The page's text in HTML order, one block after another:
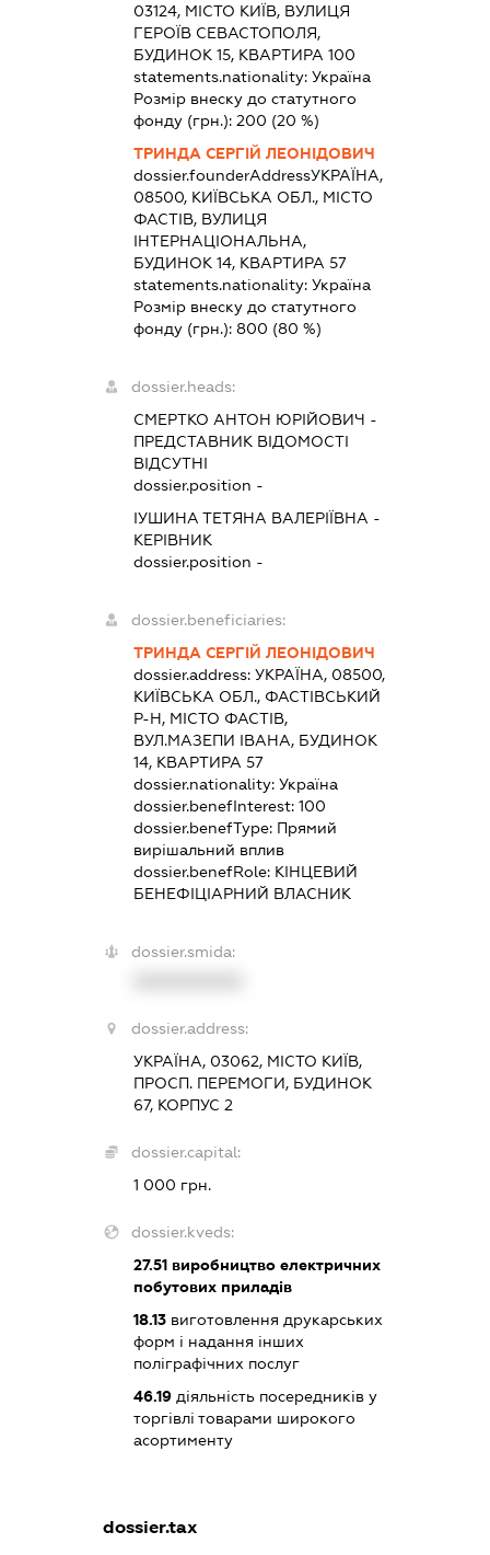
03124, МІСТО КИЇВ, ВУЛИЦЯ
ГЕРОЇВ СЕВАСТОПОЛЯ,
БУДИНОК 15, КВАРТИРА 100
statements.nationality:Україна
Розмір внеску до статутного
фонду (грн.):200 (20 %)
ТРИНДА СЕРГІЙ ЛЕОНІДОВИЧ
dossier.founderAddressУКРАЇНА,
08500, КИЇВСЬКА ОБЛ., МІСТО
ФАСТІВ, ВУЛИЦЯ
ІНТЕРНАЦІОНАЛЬНА,
БУДИНОК 14, КВАРТИРА 57
statements.nationality:Україна
Розмір внеску до статутного
фонду (грн.):800 (80 %)
dossier.heads:
СМЕРТКО АНТОН ЮРІЙОВИЧ -
ПРЕДСТАВНИК ВІДОМОСТІ
ВІДСУТНІ
dossier.position -
ІУШИНА ТЕТЯНА ВАЛЕРІЇВНА -
КЕРІВНИК
dossier.position -
dossier.beneficiaries:
ТРИНДА СЕРГІЙ ЛЕОНІДОВИЧ
dossier.address:УКРАЇНА, 08500,
КИЇВСЬКА ОБЛ., ФАСТІВСЬКИЙ
Р-Н, МІСТО ФАСТІВ,
ВУЛ.МАЗЕПИ ІВАНА, БУДИНОК
14, КВАРТИРА 57
dossier.nationality:Україна
dossier.benefInterest:100
dossier.benefType: Прямий
вирішальний вплив
dossier.benefRole: КІНЦЕВИЙ
БЕНЕФІЦІАРНИЙ ВЛАСНИК
dossier.smida:
dossier.address:
УКРАЇНА, 03062, МІСТО КИЇВ,
ПРОСП. ПЕРЕМОГИ, БУДИНОК
67, КОРПУС 2
dossier.capital:
1 000 грн.
dossier.kveds:
27.51 виробництво електричних
побутових приладів
18.13 виготовлення друкарських
форм і надання інших
поліграфічних послуг
46.19 діяльність посередників у
торгівлі товарами широкого
асортименту
dossier.tax